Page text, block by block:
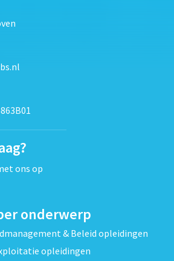
ons op
onderwerp
& Beleid opleidingen
opleidingen